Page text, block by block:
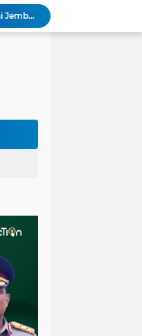
TNI dan Masyarakat Gotong Royong Percepat Pengecoran Lantai Jembatan Beton di Desa Bunga Melur Aceh Tenggara
Polri: Sertifikat Prestasi Nasional Hingga Internasional Tetap Ikuti Tahapan Seleksi Rekrutmen Polri
Tim Gabungan Lakukan Penegakan Hukum terhadap DPO di Tembagapura